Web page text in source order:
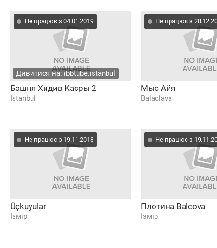
Не працює з 04.01.2019
Дивитися на: ibbtube.istanbul
Башня Хидив Касры 2
Istanbul
Не працює з
Мыс Айя
Balaclava
Не працює з 19.11.2018
Üçkuyular
Ізмір
Не працює з
Плотина Balcova
Ізмір